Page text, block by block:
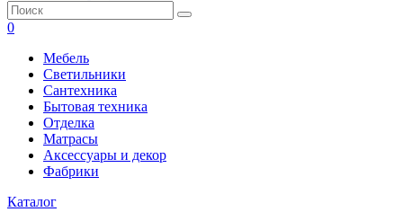
0
Мебель
Светильники
Сантехника
Бытовая техника
Отделка
Матрасы
Аксессуары и декор
Фабрики
Каталог